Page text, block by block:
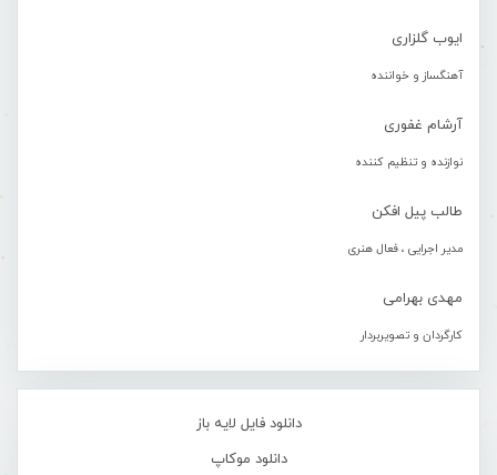
ایوب گلزاری
آهنگساز و خواننده
آرشام غفوری
نوازنده و تنظیم کننده
طالب پیل افکن
مدیر اجرایی ، فعال هنری
مهدی بهرامی
کارگردان و تصویربردار
دانلود فایل لایه باز
دانلود موکاپ